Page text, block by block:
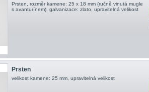
Prsten, rozměr kamene: 25 x 18 mm (ručně vinutá mugle
s avanturínem), galvanizace: zlato, upravitelná velikost
Prsten
velikost kamene: 25 mm, upravitelná velikost